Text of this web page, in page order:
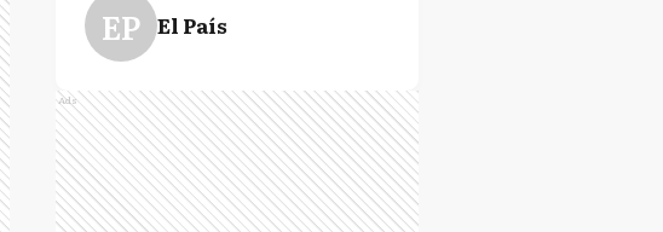
EP El País
Ads